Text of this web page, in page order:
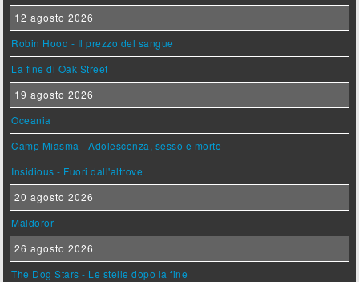
12 agosto 2026
Robin Hood - Il prezzo del sangue
La fine di Oak Street
19 agosto 2026
Oceania
Camp Miasma - Adolescenza, sesso e morte
Insidious - Fuori dall'altrove
20 agosto 2026
Maldoror
26 agosto 2026
The Dog Stars - Le stelle dopo la fine